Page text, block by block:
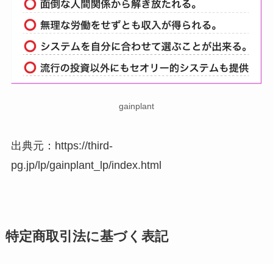
gainplant
出典元：https://third-
pg.jp/lp/gainplant_lp/index.html
特定商取引法に基づく表記